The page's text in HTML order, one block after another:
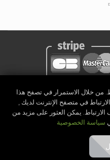
من خلال الاستمرار في تصفح هذا
في متصفح الإنترنت لديك ,
يمكن العثور على مزيد من
سياسة الخصوصية
والأحكام | كن منظم | الاتصال
Golf Competitions